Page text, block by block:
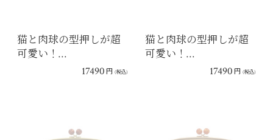
猫と肉球の型押しが超
可愛い！…
17490 円 (税込)
猫と肉球の型押しが超
可愛い！…
17490 円 (税込)